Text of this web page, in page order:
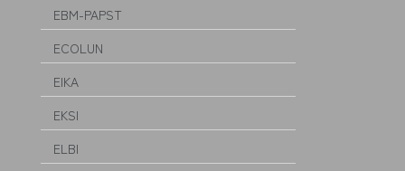
EBM-PAPST
ECOLUN
EIKA
EKSI
ELBI